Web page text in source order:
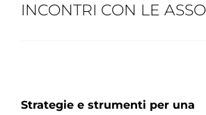
INCONTRI CON LE
Strategie e strumenti per una